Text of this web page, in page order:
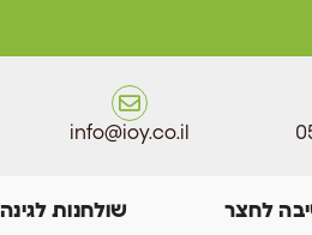
info@ioy.co.il
לחצר שולחנות לגינה